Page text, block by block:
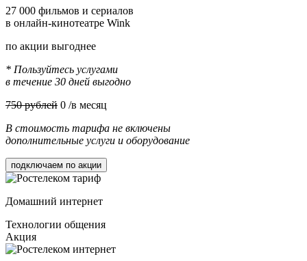
27 000 фильмов и сериалов
в онлайн-кинотеатре Wink
по акции выгоднее
* Пользуйтесь услугами
в течение 30 дней выгодно
750 рублей 0 /в месяц
В стоимость тарифа не включены
дополнительные услуги и оборудование
подключаем по акции
Домашний интернет
Технологии общения
Акция